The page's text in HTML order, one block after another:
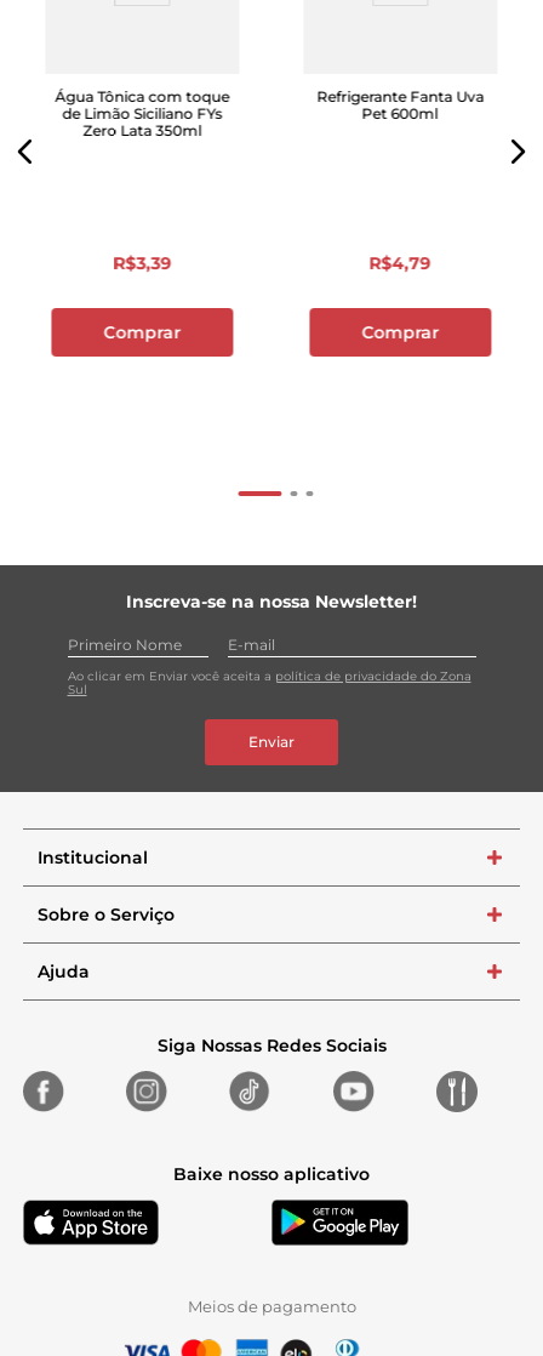
Água Tônica com toque
de Limão Siciliano FYs
Zero Lata 350ml
R$3,39
Comprar
Refrigerante Fanta Uva
Pet 600ml
R$4,79
Comprar
Inscreva-se na nossa Newsletter!
Ao clicar em Enviar você aceita a política de privacidade do Zona
Sul
Enviar
Institucional +
Sobre o Serviço +
Ajuda +
Siga Nossas Redes Sociais
Baixe nosso aplicativo
Meios de pagamento